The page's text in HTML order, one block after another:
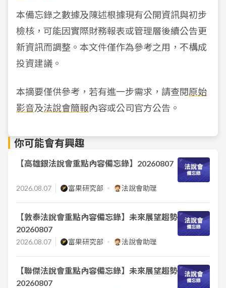
本備忘錄之數據及陳述根據現有公開資訊與初步
檢核，可能因實際財務報表或管理層後續公告更
新資訊而調整。本文件僅作為參考之用，不構成
投資建議。
本摘要僅供參考，若有進一步需求，請查閱原始
影音及法說會簡報內容或公司官方公告。
你可能會有興趣
【高雄銀法說會重點內容備忘錄】20260807
2026.08.07 富果研究部 法說會助理
【敦泰法說會重點內容備忘錄】未來展望趨勢
20260807
2026.08.07 富果研究部 法說會助理
【聯傑法說會重點內容備忘錄】未來展望趨勢
20260807